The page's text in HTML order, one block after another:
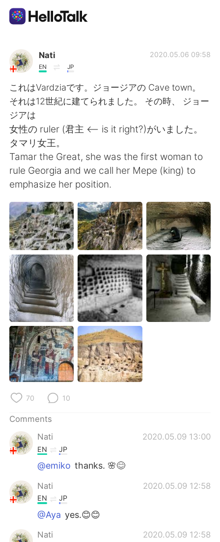
Language Exchange App
AI Grammar Checker
English
简体中文
Español العربية
日本語 한국어
Русский ไทย
Indonesia Italiano
Türkçe Tiếng Việt
Português
Nati
EN JP
2020.05.06 09:58
これはVardziaです。ジョージアの Cave town。
それは12世紀に建てられました。 その時、 ジョー
ジアは
女性の ruler (君主 <-- is it right?)がいました。
タマリ女王。
Tamar the Great, she was the first woman to
rule Georgia and we call her Mepe (king) to
emphasize her position.
70 10
Comments
Nati
2020.05.09 13:00
EN JP
@emiko thanks. 🌸😊
Nati 2020.05.09 12:58
EN JP
@Aya yes.😊😊
Nati 2020.05.09 12:58